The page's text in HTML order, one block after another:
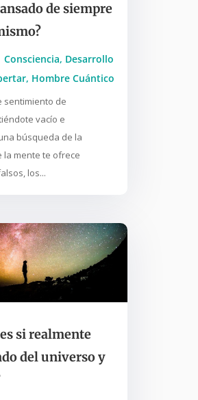
de siempre
Consciencia, Desarrollo
, Hombre Cuántico
sentimiento de
vacío e
búsqueda de la
la mente te ofrece
los...
si realmente
del universo y